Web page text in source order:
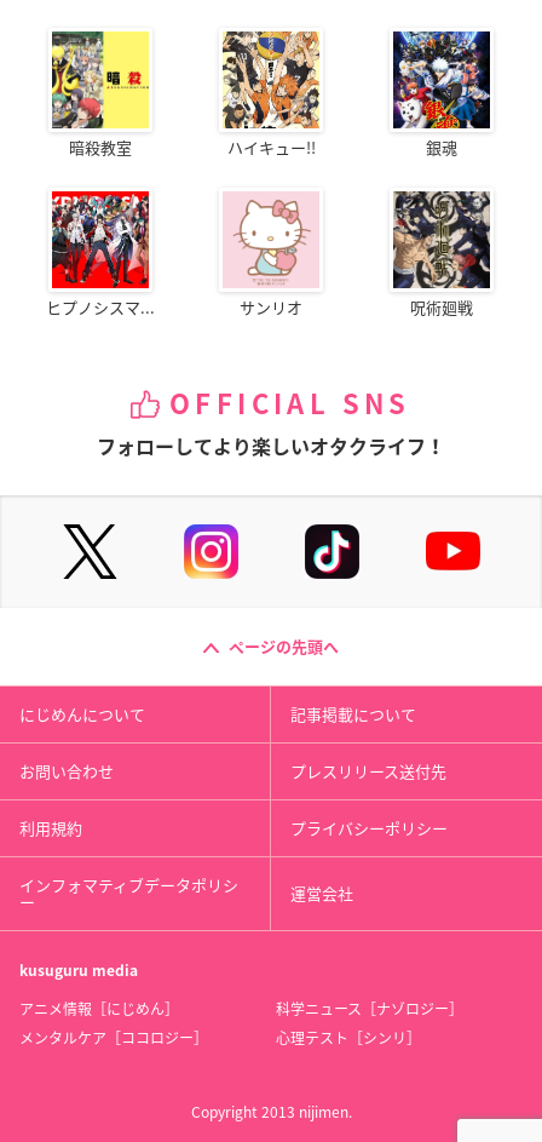
暗殺教室 ハイキュー!! 銀魂
ヒプノシスマ... サンリオ 呪術廻戦
OFFICIAL SNS
フォローしてより楽しいオタクライフ！
ページの先頭へ
にじめんについて 記事掲載について
お問い合わせ プレスリリース送付先
利用規約 プライバシーポリシー
インフォマティブデータポリシ
ー 運営会社
kusuguru media
アニメ情報［にじめん］
科学ニュース［ナゾロジー］
メンタルケア［ココロジー］
心理テスト［シンリ］
Copyright 2013 nijimen.